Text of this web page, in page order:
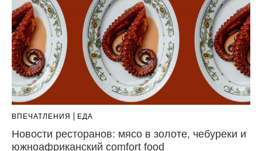
ВПЕЧАТЛЕНИЯ ЕДА
Новости ресторанов: мясо в золоте, чебуреки и
южноафриканский comfort food